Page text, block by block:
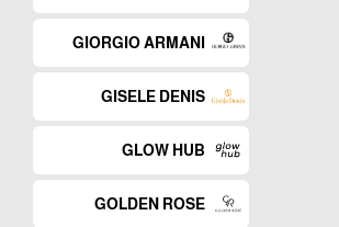
GIORGIO ARMANI
GISELE DENIS
GLOW HUB
GOLDEN ROSE